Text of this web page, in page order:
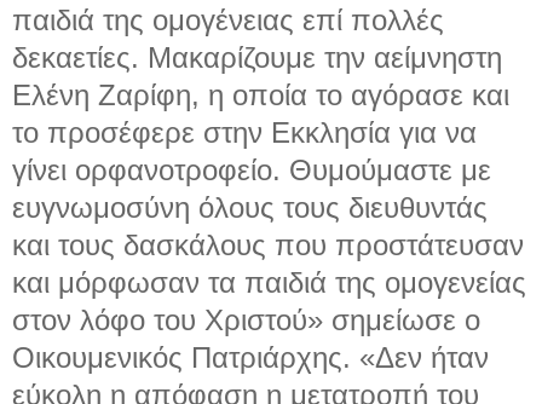
παιδιά της ομογένειας επί πολλές
δεκαετίες. Μακαρίζουμε την αείμνηστη
Ελένη Ζαρίφη, η οποία το αγόρασε και
το προσέφερε στην Εκκλησία για να
γίνει ορφανοτροφείο. Θυμούμαστε με
ευγνωμοσύνη όλους τους διευθυντάς
και τους δασκάλους που προστάτευσαν
και μόρφωσαν τα παιδιά της ομογενείας
στον λόφο του Χριστού» σημείωσε ο
Οικουμενικός Πατριάρχης. «Δεν ήταν
εύκολη η απόφαση η μετατροπή του